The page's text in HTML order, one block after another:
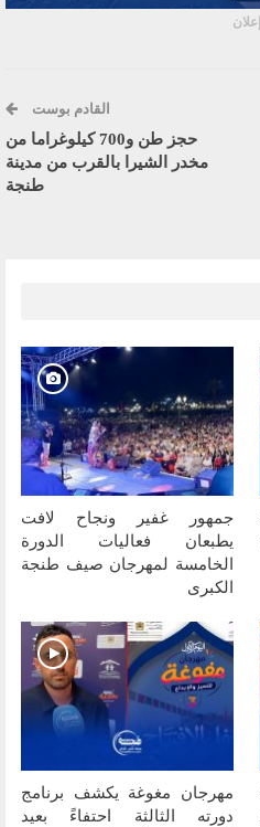
إعلان
القادم بوست
حجز طن و700 كيلوغراما من
مخدر الشيرا بالقرب من مدينة
طنجة
جمهور غفير ونجاح لافت
يطبعان فعاليات الدورة
الخامسة لمهرجان صيف طنجة
الكبرى
مهرجان مغوغة يكشف برنامج
دورته الثالثة احتفاءً بعيد